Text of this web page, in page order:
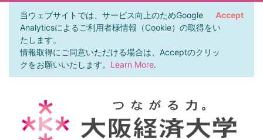
当ウェブサイトでは、サービス向上のためGoogle
Analyticsによるご利用者様情報（Cookie）の取得をい
たします。
情報取得にご同意いただける場合は、Acceptのクリッ
クをお願いいたします。 Learn More.
Accept